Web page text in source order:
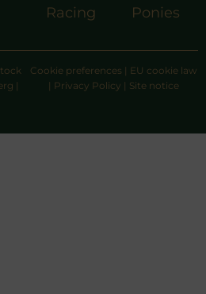
Racing
Ponies
|
Cookie preferences | EU cookie law
| Privacy Policy | Site notice